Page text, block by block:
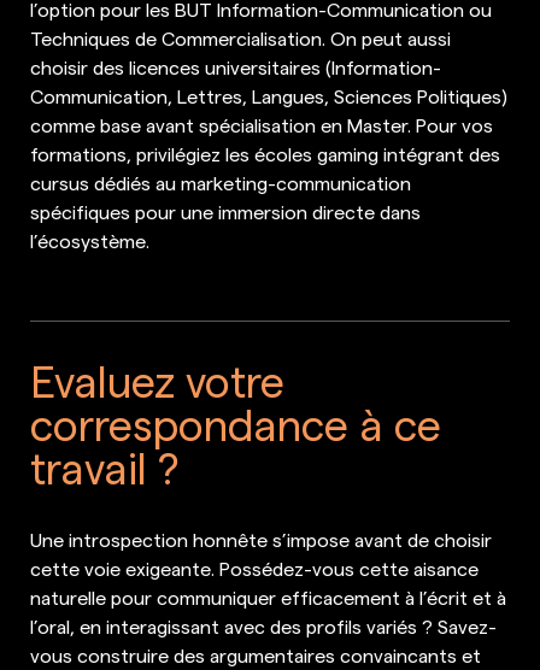
l’option pour les BUT Information-Communication ou
Techniques de Commercialisation. On peut aussi
choisir des licences universitaires (Information-
Communication, Lettres, Langues, Sciences Politiques)
comme base avant spécialisation en Master. Pour vos
formations, privilégiez les écoles gaming intégrant des
cursus dédiés au marketing-communication
spécifiques pour une immersion directe dans
l’écosystème.
Evaluez votre
correspondance à ce
travail ?
Une introspection honnête s’impose avant de choisir
cette voie exigeante. Possédez-vous cette aisance
naturelle pour communiquer efficacement à l’écrit et à
l’oral, en interagissant avec des profils variés ? Savez-
vous construire des argumentaires convaincants et